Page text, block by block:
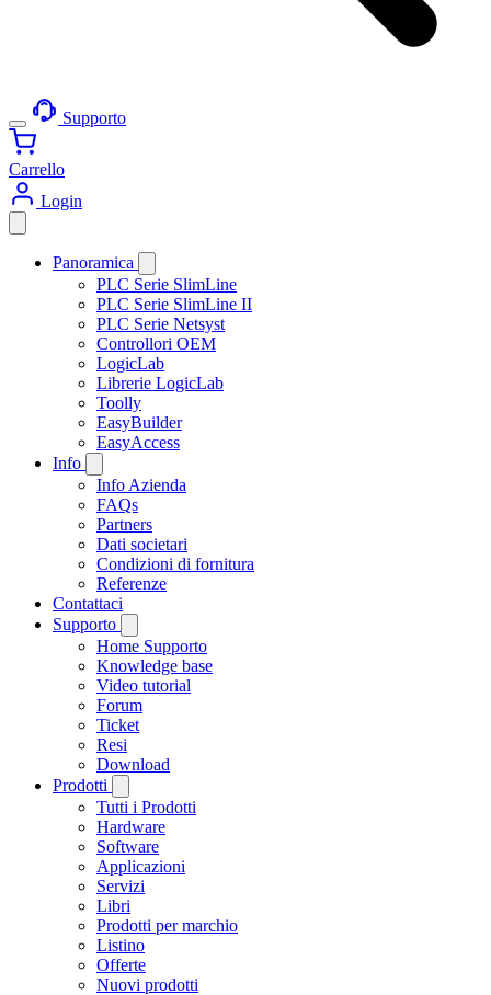
Supporto
Carrello
Login
Panoramica
PLC Serie SlimLine
PLC Serie SlimLine II
PLC Serie Netsyst
Controllori OEM
LogicLab
Librerie LogicLab
Toolly
EasyBuilder
EasyAccess
Info
Info Azienda
FAQs
Partners
Dati societari
Condizioni di fornitura
Referenze
Contattaci
Supporto
Home Supporto
Knowledge base
Video tutorial
Forum
Ticket
Resi
Download
Prodotti
Tutti i Prodotti
Hardware
Software
Applicazioni
Servizi
Libri
Prodotti per marchio
Listino
Offerte
Nuovi prodotti